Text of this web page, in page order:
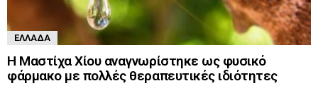
ΕΛΛΆΔΑ
Η Μαστίχα Χίου αναγνωρίστηκε ως φυσικό
φάρμακο με πολλές θεραπευτικές ιδιότητες